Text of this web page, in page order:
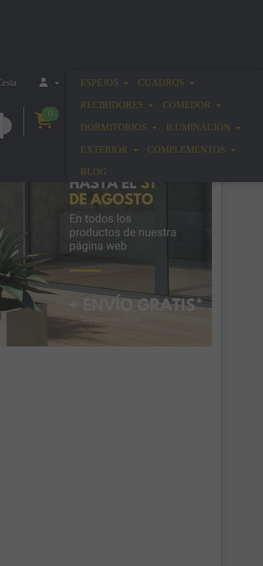
0
ESPEJOS CUADROS
RECIBIDORES COMEDOR
DORMITORIOS ILUMINACIÓN
EXTERIOR COMPLEMENTOS
BLOG